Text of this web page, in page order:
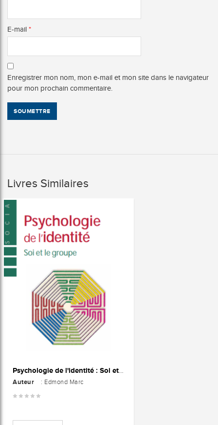
E-mail *
Enregistrer mon nom, mon e-mail et mon site dans le navigateur
pour mon prochain commentaire.
Livres Similaires
Psychologie de l'identité : Soi et le groupe
Auteur : Edmond Marc